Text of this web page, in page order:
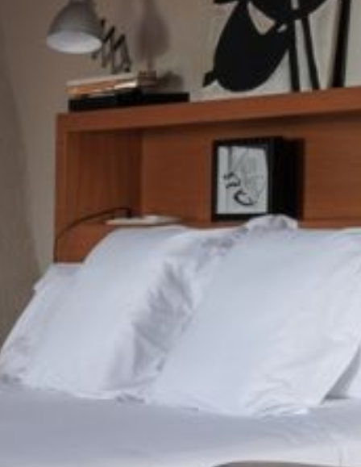
La Masía
Habitaciones
Apartamento
Experiencias
Permiten realizar el seguimiento y análisis del
comportamiento de los usuarios de este sitio web. La
información recogida mediante este tipo de cookies se
utiliza en la medición de la actividad de la web para la
elaboración de perfiles de navegación de los usuarios con
el fin de introducir mejoras en función del análisis de los
datos de uso que hacen los usuarios del servicio. Permiten
guardar la información de preferencia del usuario para
mejorar la calidad de nuestros servicios y para ofrecer una
mejor experiencia a través de productos recomendados.
Estas cookies son utilizadas para almacenar información
sobre las preferencias y elecciones personales del usuario
a través de la observación continuada de sus hábitos de
navegación. Gracias a ellas, podemos conocer los hábitos
de navegación en el sitio web y mostrar publicidad
relacionada con el perfil de navegación del usuario.